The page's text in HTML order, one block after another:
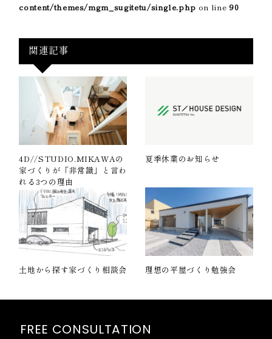
content/themes/mgm_sugitetu/single.php on line 90
関連記事
4D//STUDIO.MIKAWAの
家づくりが「非常識」と言わ
れる3つの理由
夏季休業のお知らせ
土地から探す家づくり相談会 理想の平屋づくり勉強会
FREE CONSULTATION